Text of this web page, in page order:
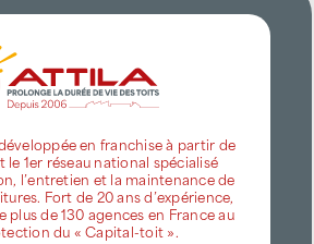
en franchise à partir de
le 1er réseau national spécialisé
l’entretien et la maintenance de
Fort de 20 ans d’expérience,
plus de 130 agences en France au
du « Capital-toit ».